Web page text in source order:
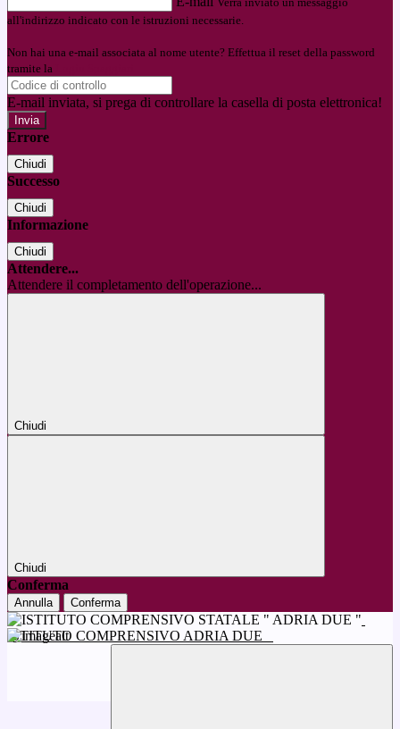
all'indirizzo indicato con le istruzioni necessarie.
Non hai una e-mail associata al nome utente? Effettua il reset della password
tramite la
E-mail inviata, si prega di controllare la casella di posta elettronica!
Errore
Chiudi
Successo
Chiudi
Informazione
Chiudi
Attendere...
Attendere il completamento dell'operazione...
Chiudi
Chiudi
Conferma
Annulla Conferma
ISTITUTO COMPRENSIVO ADRIA DUE